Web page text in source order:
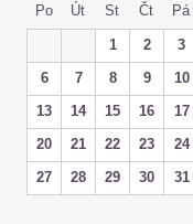
Po
Út St Čt Pá
1 2 3
6
7 8 9 10
13
14 15 16 17
20
21 22 23 24
27
28 29 30 31